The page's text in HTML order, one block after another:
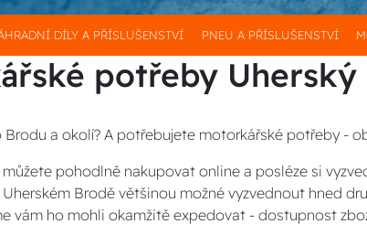
DÍLY A PŘÍSLUŠENSTVÍ PNEU A PŘÍSLUŠENSTVÍ
potřeby Uherský
Brodu a okolí? A potřebujete motorkářské potřeby -
pohodlně nakupovat online a posléze si
Uherském Brodě většinou možné vyzvednout hned
vám ho mohli okamžitě expedovat - dostupnost